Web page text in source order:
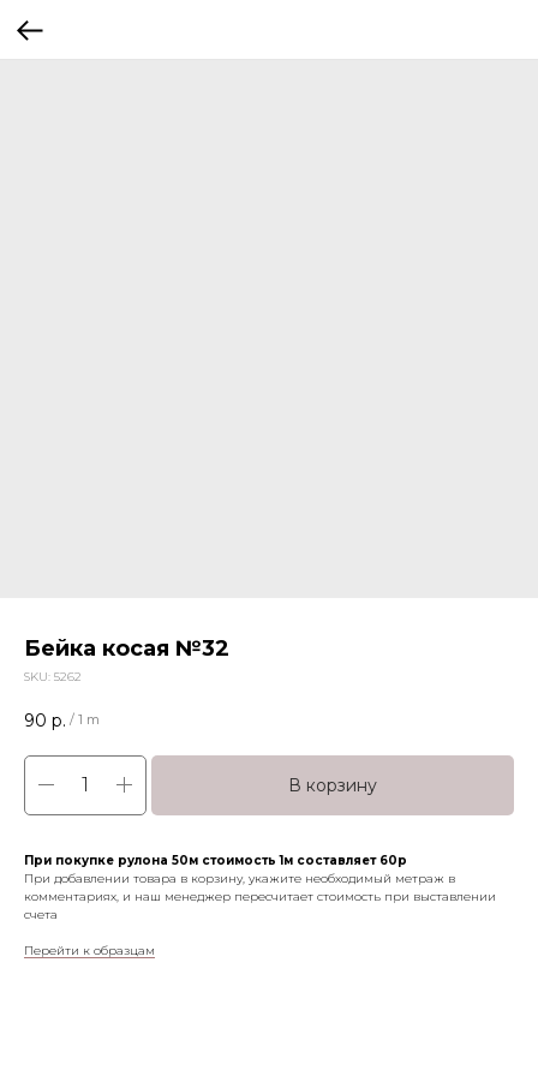
Бейка косая №32
SKU: 5262
90 р. / 1 m
В корзину
При покупке рулона 50м стоимость 1м составляет 60р
При добавлении товара в корзину, укажите необходимый метраж в
комментариях, и наш менеджер пересчитает стоимость при выставлении
счета
Перейти к образцам